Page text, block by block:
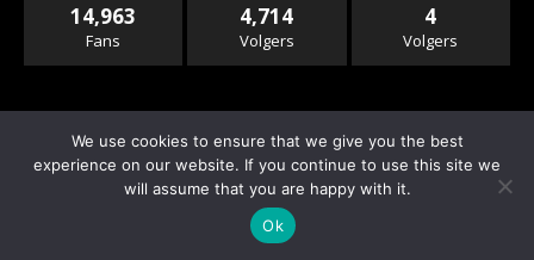
14,963
Fans
4,714
Volgers
4
Volgers
Info & Contact
We use cookies to ensure that we give you the best
experience on our website. If you continue to use this site we
will assume that you are happy with it.
Ok